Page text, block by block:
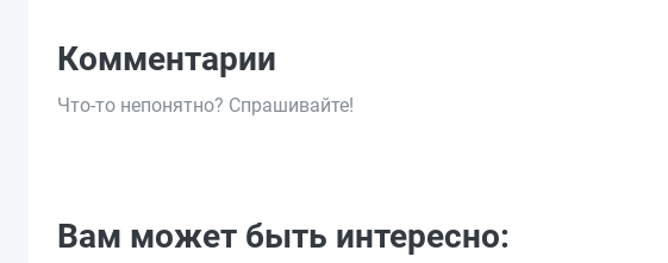
Комментарии
Что-то непонятно? Спрашивайте!
Вам может быть интересно: